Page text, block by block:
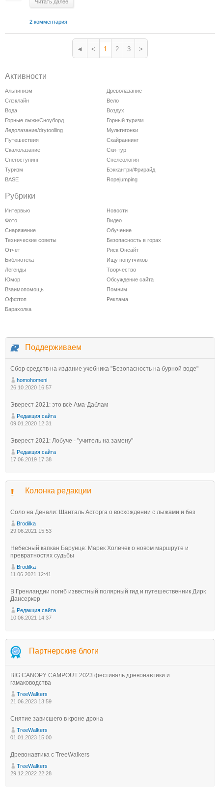
Читать далее
2 комментария
◄ < 1 2 3 >
Активности
Альпинизм
Древолазание
Слэклайн
Вело
Вода
Воздух
Горные лыжи/Сноуборд
Горный туризм
Ледолазание/drytoolling
Мультигонки
Путешествия
Скайраннинг
Скалолазание
Ски-тур
Снегоступинг
Спелеология
Туризм
Бэккантри/Фрирайд
BASE
Ropejumping
Рубрики
Интервью
Новости
Фото
Видео
Снаряжение
Обучение
Технические советы
Безопасность в горах
Отчет
Риск Онсайт
Библиотека
Ищу попутчиков
Легенды
Творчество
Юмор
Обсуждение сайта
Взаимопомощь
Помним
Оффтоп
Реклама
Барахолка
Поддерживаем
Сбор средств на издание учебника "Безопасность на бурной воде"
homohomeni
26.10.2020 16:57
Эверест 2021: это всё Ама-Даблам
Редакция сайта
09.01.2020 12:31
Эверест 2021: Лобуче - "учитель на замену"
Редакция сайта
17.06.2019 17:38
Колонка редакции
Соло на Денали: Шанталь Асторга о восхождении с лыжами и без
Brodilka
29.06.2021 15:53
Небесный капкан Барунце: Марек Холечек о новом маршруте и
превратностях судьбы
Brodilka
11.06.2021 12:41
В Гренландии погиб известный полярный гид и путешественник Дирк
Дансеркер
Редакция сайта
10.06.2021 14:37
Партнерские блоги
BIG CANOPY CAMPOUT 2023 фестиваль древонавтики и
гамаководства
TreeWalkers
21.06.2023 13:59
Снятие зависшего в кроне дрона
TreeWalkers
01.01.2023 15:00
Древонавтика с TreeWalkers
TreeWalkers
29.12.2022 22:28